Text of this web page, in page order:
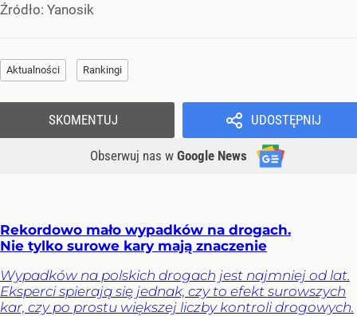
Źródło: Yanosik
Aktualności Rankingi
UDOSTĘPNIJ
Obserwuj nas w Google News
SKOMENTUJ
Rekordowo mało wypadków na drogach.
Nie tylko surowe kary mają znaczenie
Wypadków na polskich drogach jest najmniej od lat.
Eksperci spierają się jednak, czy to efekt surowszych
kar, czy po prostu większej liczby kontroli drogowych.